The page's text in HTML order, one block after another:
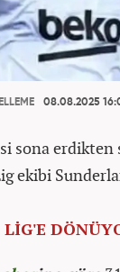
08.08.2025
sona
ekibi